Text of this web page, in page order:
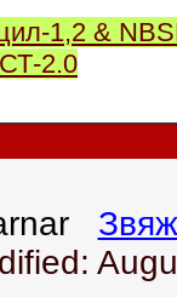
1,2 &
2.0